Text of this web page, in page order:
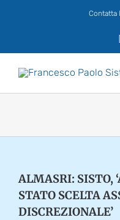
Contatta
ALMASRI: SISTO,
STATO SCELTA
DISCREZIONALE’